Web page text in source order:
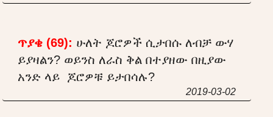
ጥያቄ (69): ሁለት ጆሮዎች ሲታበሱ ለብቻ ውሃ
ይያዛልን? ወይንስ ለራስ ቅል በተያዘው በዚያው
አንድ ላይ ጆሮዎቹ ይታበሳሉ?
2019-03-02